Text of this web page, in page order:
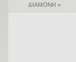
ΔΙΑΜΟΝΗ »